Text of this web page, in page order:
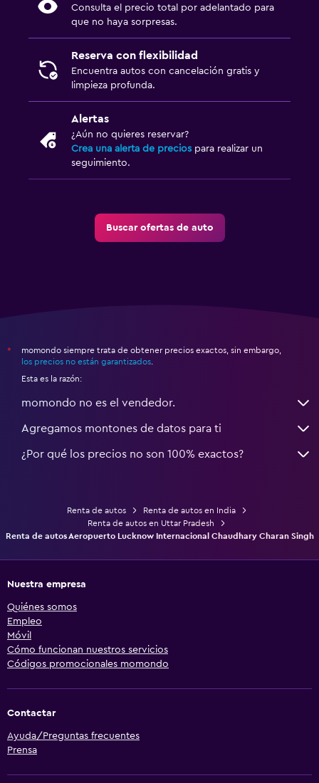
Consulta el precio total por adelantado para
que no haya sorpresas.
Reserva con flexibilidad
Encuentra autos con cancelación gratis y
limpieza profunda.
Alertas
¿Aún no quieres reservar?
Crea una alerta de precios para realizar un
seguimiento.
Buscar ofertas de auto
*
momondo siempre trata de obtener precios exactos, sin embargo,
los precios no están garantizados.
Esta es la razón:
momondo no es el vendedor.
Agregamos montones de datos para ti
¿Por qué los precios no son 100% exactos?
Renta de autos
Renta de autos en India
Renta de autos en Uttar Pradesh
Renta de autos Aeropuerto Lucknow Internacional Chaudhary Charan Singh
Nuestra empresa
Quiénes somos
Empleo
Móvil
Cómo funcionan nuestros servicios
Códigos promocionales momondo
Contactar
Ayuda/Preguntas frecuentes
Prensa